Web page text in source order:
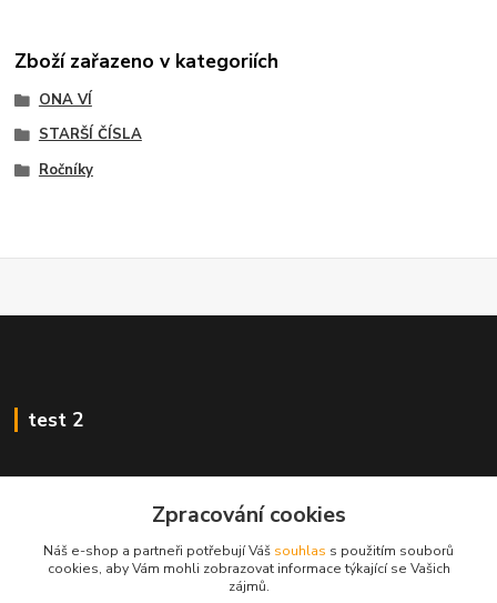
Zboží zařazeno v kategoriích
ONA VÍ
STARŠÍ ČÍSLA
Ročníky
test 2
Kontakty
Zákaznická podpora
Zpracování cookies
Náš e-shop a partneři potřebují Váš souhlas s použitím souborů
cookies, aby Vám mohli zobrazovat informace týkající se Vašich
zájmů.